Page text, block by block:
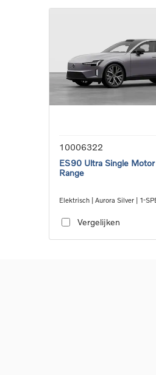
10006322
ES90 Ultra Single
Range
Elektrisch | Aurora Silver | 1-
Vergelijken